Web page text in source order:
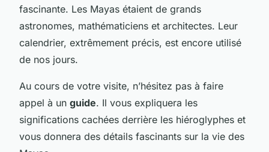
fascinante. Les Mayas étaient de grands
astronomes, mathématiciens et architectes. Leur
calendrier, extrêmement précis, est encore utilisé
de nos jours.
Au cours de votre visite, n’hésitez pas à faire
appel à un guide. Il vous expliquera les
significations cachées derrière les hiéroglyphes et
vous donnera des détails fascinants sur la vie des